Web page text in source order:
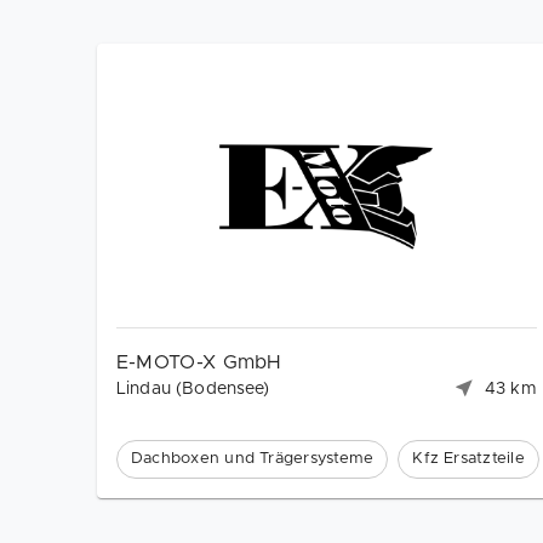
E-MOTO-X GmbH
Lindau (Bodensee) 43 km
Dachboxen und Trägersysteme Kfz Ersatzteile